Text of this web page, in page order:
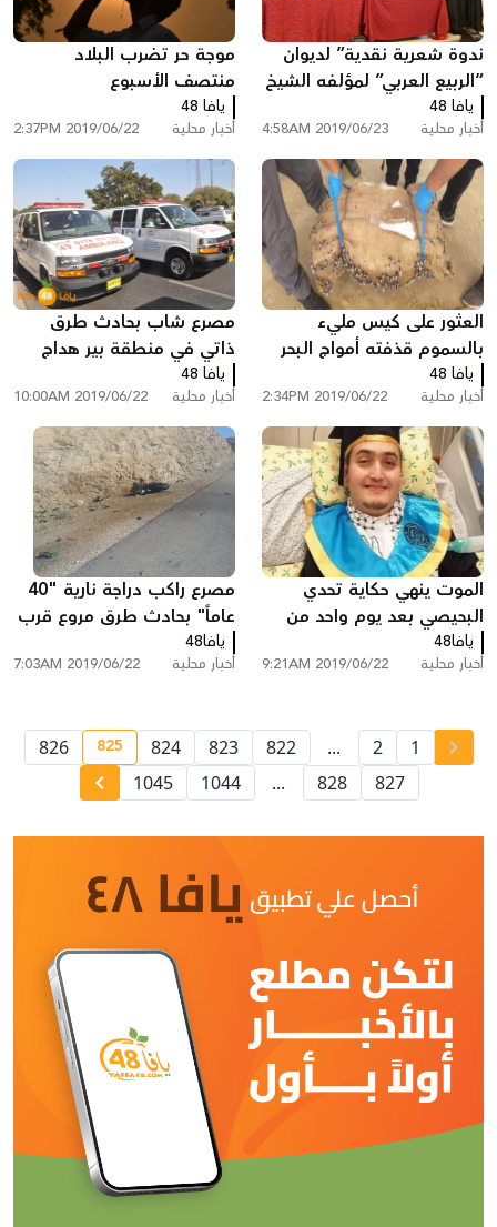
ندوة شعرية نقدية” لديوان
“الربيع العربي” لمؤلفه الشيخ
رائد صلاح
يافا 48
أخبار محلية 2019/06/23 4:58AM
موجة حر تضرب البلاد
منتصف الأسبوع
يافا 48
أخبار محلية 2019/06/22 2:37PM
العثور على كيس مليء
بالسموم قذفته أمواج البحر
على شاطئ حيفا
يافا 48
أخبار محلية 2019/06/22 2:34PM
مصرع شاب بحادث طرق
ذاتي في منطقة بير هداج
في النقب
يافا 48
أخبار محلية 2019/06/22 10:00AM
الموت ينهي حكاية تحدي
البحيصي بعد يوم واحد من
تخرجه
يافا48
أخبار محلية 2019/06/22 9:21AM
مصرع راكب دراجة نارية "40
عاماً" بحادث طرق مروع قرب
البحر الميت
يافا48
أخبار محلية 2019/06/22 7:03AM
1
2
...
822
823
824
page number825
826
827
828
...
1044
1045